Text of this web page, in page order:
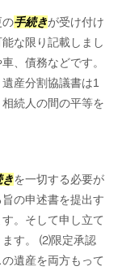
の手続きが受け付け
な限り記載しまし
、債務などです。
産分割協議書は1
続人の間の平等を
きを一切する必要が
の申述書を提出す
。そして申し立て
ます。 ⑵限定承認
遺産を両方もって